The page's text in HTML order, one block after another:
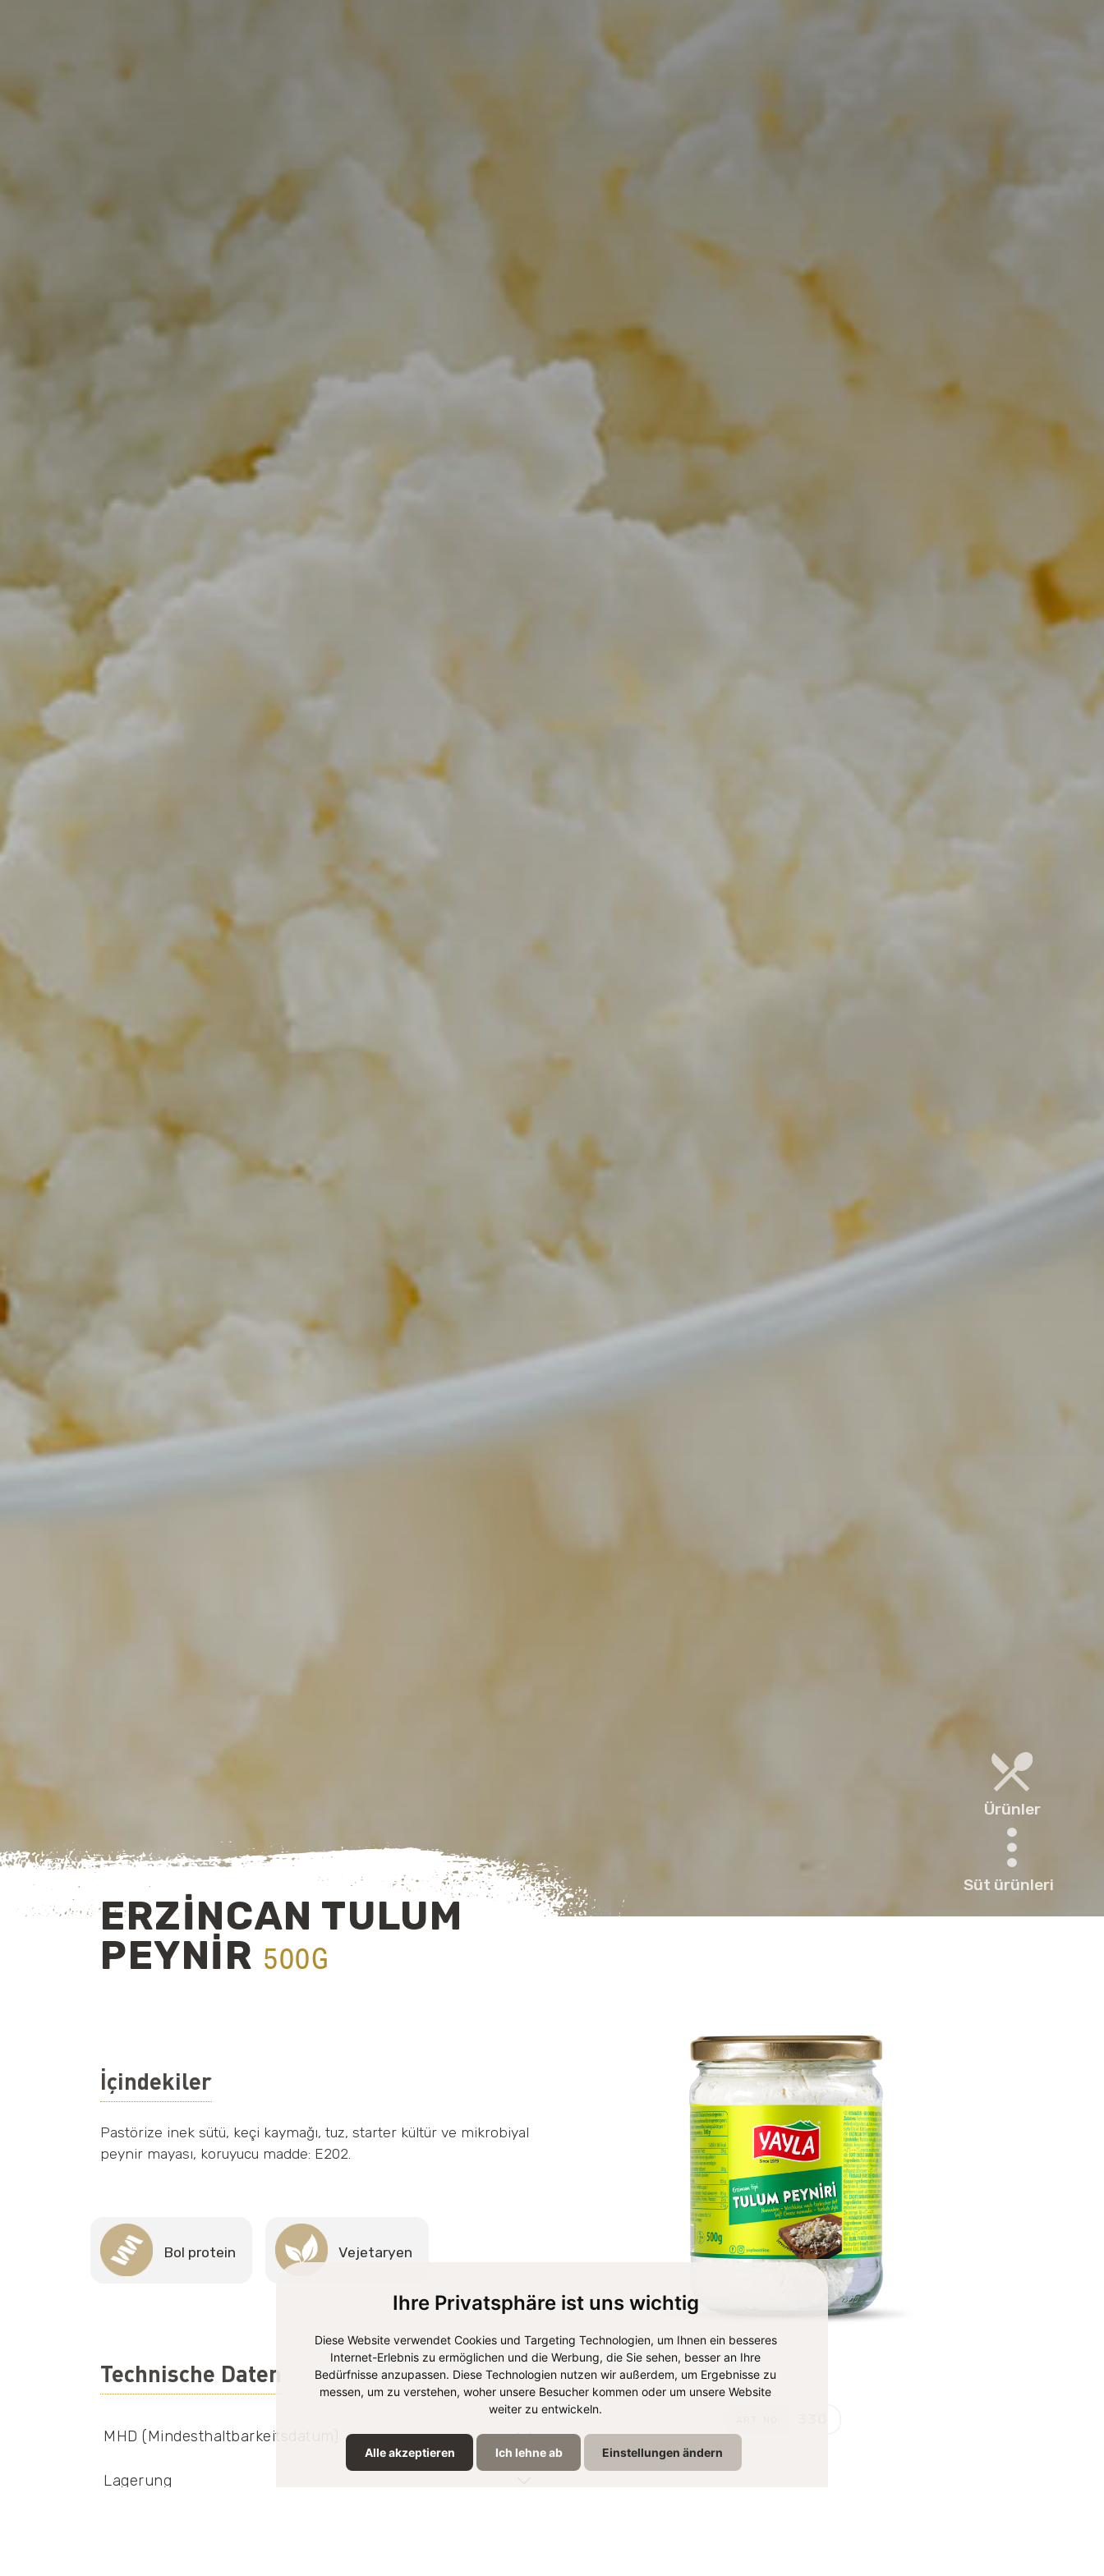
Ihre Privatsphäre ist uns wichtig
Diese Website verwendet Cookies und Targeting Technologien, um Ihnen ein besseres
Internet-Erlebnis zu ermöglichen und die Werbung, die Sie sehen, besser an Ihre
Bedürfnisse anzupassen. Diese Technologien nutzen wir außerdem, um Ergebnisse zu
messen, um zu verstehen, woher unsere Besucher kommen oder um unsere Website
weiter zu entwickeln.
Alle akzeptieren Ich lehne ab Einstellungen ändern
Ürünler
Süt ürünleri
ERZİNCAN TULUM
PEYNİR 500G
İçindekiler
Pastörize inek sütü, keçi kaymağı, tuz, starter kültür ve mikrobiyal
peynir mayası, koruyucu madde: E202.
Bol protein Vejetaryen
Technische Daten
MHD (Mindesthaltbarkeitsdatum)
Lagerung